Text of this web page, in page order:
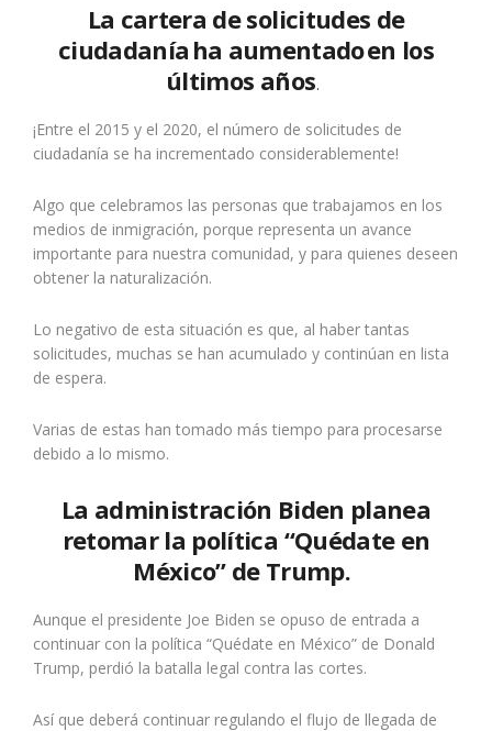
La cartera de solicitudes de
ciudadanía ha aumentado en los
últimos años.
¡Entre el 2015 y el 2020, el número de solicitudes de
ciudadanía se ha incrementado considerablemente!
Algo que celebramos las personas que trabajamos en los
medios de inmigración, porque representa un avance
importante para nuestra comunidad, y para quienes deseen
obtener la naturalización.
Lo negativo de esta situación es que, al haber tantas
solicitudes, muchas se han acumulado y continúan en lista
de espera.
Varias de estas han tomado más tiempo para procesarse
debido a lo mismo.
La administración Biden planea
retomar la política “Quédate en
México” de Trump.
Aunque el presidente Joe Biden se opuso de entrada a
continuar con la política “Quédate en México” de Donald
Trump, perdió la batalla legal contra las cortes.
Así que deberá continuar regulando el flujo de llegada de